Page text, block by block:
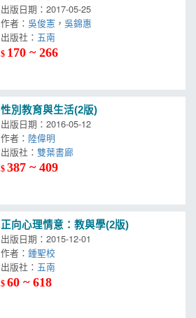
出版日期：2017-05-25
作者：吳俊憲 ，吳錦惠
出版社：
$ 170 ~ 266
性別教育與生活(2版)
出版日期：2016-05-12
作者： 陸偉明
出版社：雙葉書廊
$387 ~ 409
正向心理情意：教與學(2版)
出版日期：2015-12-01
作者：鍾聖校
出版社：
$60 ~ 618